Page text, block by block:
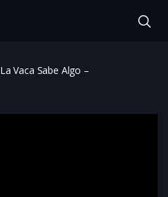
La Vaca Sabe Algo –